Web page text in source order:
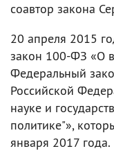
соавтор закона
20 апреля 2015
закон 100-ФЗ «О
Федеральный
Российской
науке и
политике"»,
января 2017 года.